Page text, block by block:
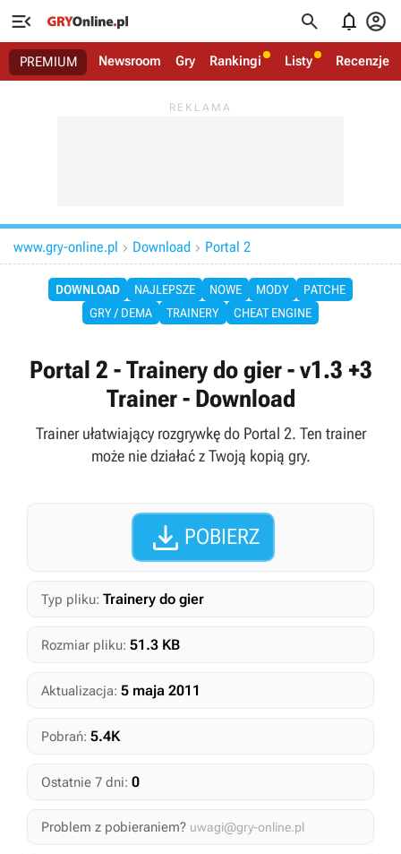
   
PREMIUM Newsroom Gry Rankingi Listy Recenzje
www.gry-online.pl  Download  Portal 2
DOWNLOAD NAJLEPSZE NOWE MODY
PATCHE
GRY / DEMA
TRAINERY CHEAT ENGINE
Portal 2 - Trainery do gier - v1.3 +3
Trainer - Download
Trainer ułatwiający rozgrywkę do Portal 2. Ten trainer
może nie działać z Twoją kopią gry.
 POBIERZ
Typ pliku: Trainery do gier
Rozmiar pliku: 51.3 KB
Aktualizacja: 5 maja 2011
Pobrań: 5.4K
Ostatnie 7 dni: 0
Problem z pobieraniem? uwagi@gry-online.pl